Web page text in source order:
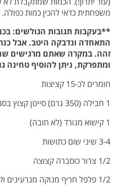
משפחתית כדאי להכין כמות
**בעקבות תגובות הגולשים:
התאחדה ונדבקה היטב. אבל
זהה. במקרה שאתם מרגישים
ומתפרקת, ניתן להוסיף טחינה
חומרים לכ-15 קציצות
1 חבילה (350 גרם) סייטן קצוץ בסגנון טבעי
1 קישוא מגורד (לא חובה)
3-4 שיני שום כתושות
1/2 צרור כוסברה קצוצה
1/2 פלפל חריף מנוקה מגרעינים וקצוץ דק (אפשר טבסקו במקום)